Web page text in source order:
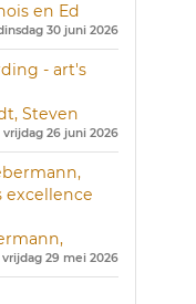
en Ed
30 juni 2026
Steven
vrijdag 26 juni 2026
vrijdag 29 mei 2026